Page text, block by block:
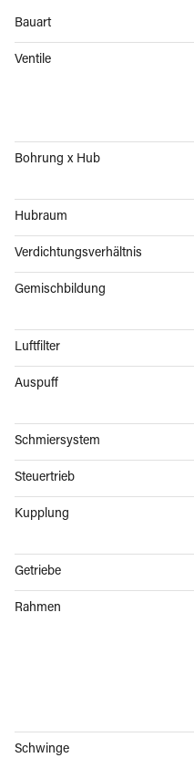
Bauart
Ventile
Bohrung x Hub
Hubraum
Verdichtungsverhältnis
Gemischbildung
Luftfilter
Auspuff
Schmiersystem
Steuertrieb
Kupplung
Getriebe
Rahmen
Schwinge